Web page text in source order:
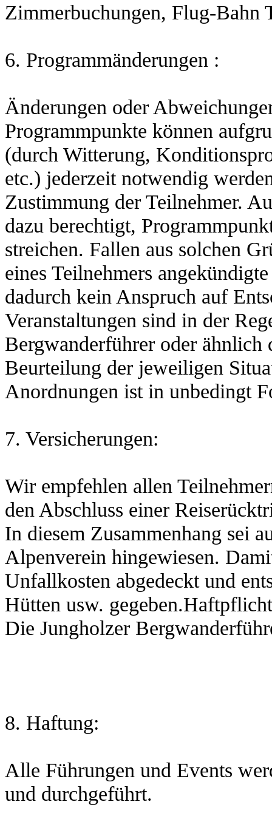
Zimmerbuchungen, Flug-Bahn
6. Programmänderungen :
Änderungen oder
Programmpunkte können
(durch Witterung,
etc.) jederzeit notwendig
Zustimmung der Teilnehmer.
dazu berechtigt,
streichen. Fallen aus solchen
eines Teilnehmers
dadurch kein Anspruch auf
Veranstaltungen sind in der
Bergwanderführer oder
Beurteilung der jeweiligen
Anordnungen ist in unbedingt
7. Versicherungen:
Wir empfehlen allen
den Abschluss einer
In diesem Zusammenhang sei
Alpenverein hingewiesen.
Unfallkosten abgedeckt und
Hütten usw.
Die Jungholzer
8. Haftung:
Alle Führungen und Events
und durchgeführt.